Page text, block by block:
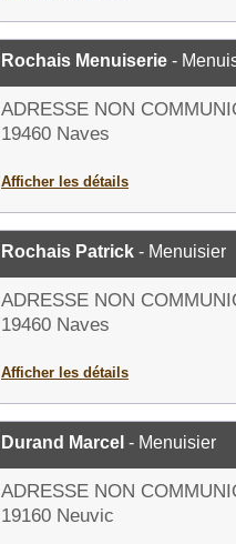
Rochais Menuiserie -
ADRESSE NON
19460 Naves
Afficher les détails
Rochais Patrick - Menuisier
ADRESSE NON
19460 Naves
Afficher les détails
Durand Marcel - Menuisier
ADRESSE NON
19160 Neuvic